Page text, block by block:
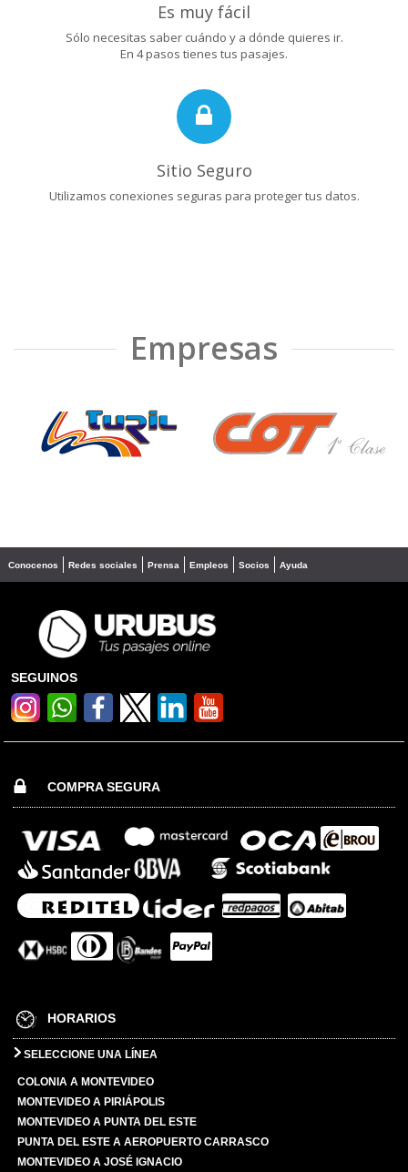
Es muy fácil
Sólo necesitas saber cuándo y a dónde quieres ir.
En 4 pasos tienes tus pasajes.
Sitio Seguro
Utilizamos conexiones seguras para proteger tus datos.
Empresas
❮ ❯
Conocenos Redes sociales Prensa Empleos Socios Ayuda
SEGUINOS
COMPRA SEGURA
HORARIOS
SELECCIONE UNA LÍNEA
COLONIA A MONTEVIDEO
MONTEVIDEO A PIRIÁPOLIS
MONTEVIDEO A PUNTA DEL ESTE
PUNTA DEL ESTE A AEROPUERTO CARRASCO
MONTEVIDEO A JOSÉ IGNACIO